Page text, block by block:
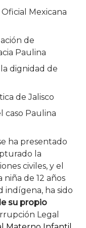
Mexicana
de
Paulina
dignidad de
de Jalisco
caso Paulina
ha presentado
la
civiles, y el
de 12 años
ha sido
su propio
Legal